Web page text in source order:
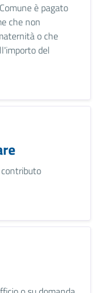
è pagato
che non
o che
del